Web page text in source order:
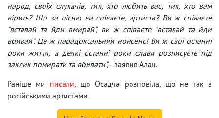
народ, своїх слухачів, тих, хто любить вас, тих, хто вам
вірить? Що за пісню ви співаєте, артисти? Ви ж співаєте
"вставай та йди вмирай", ви ж співаєте "вставай та йди
вбивай". Це ж парадоксальний нонсенс! Ви ж свої останні
роки життя, а деякі останні роки слави розписуєте під
заклик помирати та вбивати", - заявив Алан.
Раніше ми писали, що Осадча розповіла, що не так з
російськими артистами.